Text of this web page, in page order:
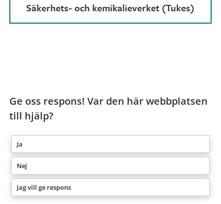
Säkerhets- och kemikalieverket (Tukes)
Ge oss respons! Var den här webbplatsen
till hjälp?
Ja
Nej
Jag vill ge respons